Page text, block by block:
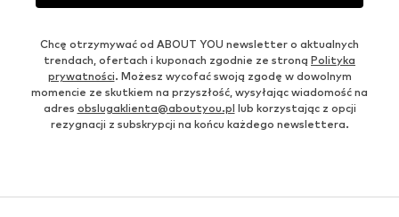
Chcę otrzymywać od ABOUT YOU newsletter o aktualnych
trendach, ofertach i kuponach zgodnie ze stroną Polityka
prywatności. Możesz wycofać swoją zgodę w dowolnym
momencie ze skutkiem na przyszłość, wysyłając wiadomość na
adres obslugaklienta@aboutyou.pl lub korzystając z opcji
rezygnacji z subskrypcji na końcu każdego newslettera.